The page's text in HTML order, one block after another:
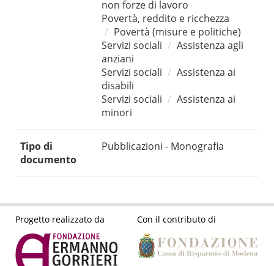
non forze di lavoro
Povertà, reddito e ricchezza
Povertà (misure e politiche)
Servizi sociali
Assistenza agli
anziani
Servizi sociali
Assistenza ai
disabili
Servizi sociali
Assistenza ai
minori
Tipo di
documento
Pubblicazioni - Monografia
Progetto realizzato da Con il contributo di